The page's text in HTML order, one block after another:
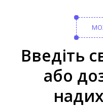
Введіть
або